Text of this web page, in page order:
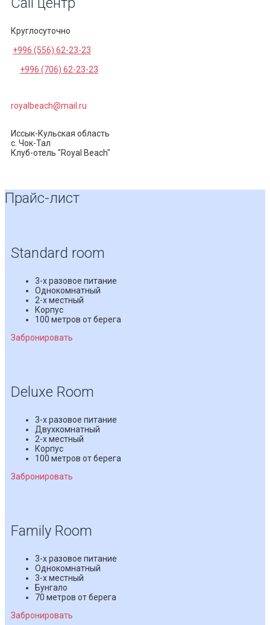
Круглосуточно
+996 (556) 62-23-23
+996 (706) 62-23-23
royalbeach@mail.ru
Иссык-Кульская область
с. Чок-Тал
Клуб-отель "Royal Beach"
Прайс-лист
Standard room
3-х разовое питание
Однокомнатный
2-х местный
Корпус
100 метров от берега
Забронировать
Deluxe Room
3-х разовое питание
Двухкомнатный
2-х местный
Корпус
100 метров от берега
Забронировать
Family Room
3-х разовое питание
Однокомнатный
3-х местный
Бунгало
70 метров от берега
Забронировать